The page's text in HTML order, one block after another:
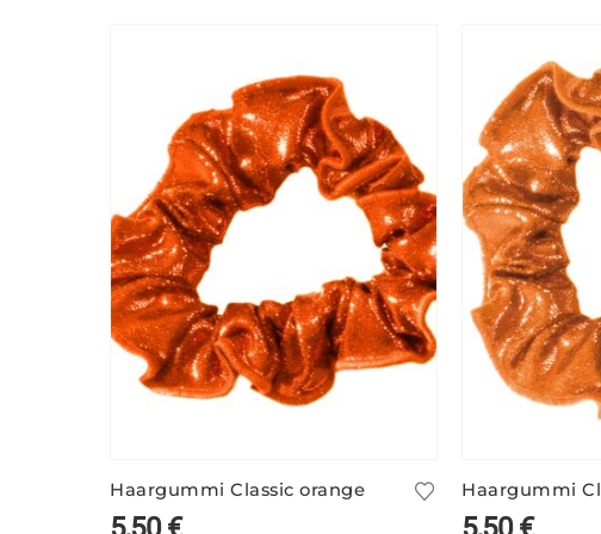
Haargummi Classic orange Haargummi